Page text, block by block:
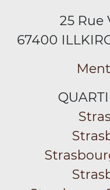
25 Rue
67400